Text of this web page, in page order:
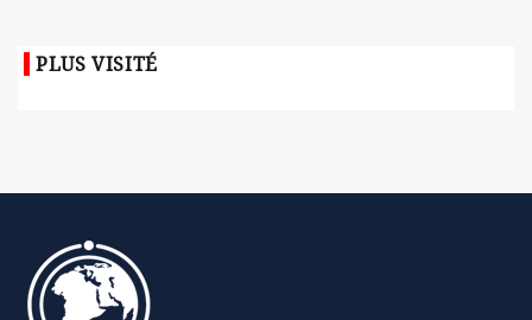
PLUS VISITÉ